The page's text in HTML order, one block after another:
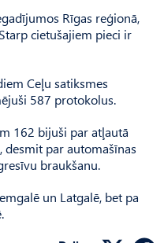
Rīgas reģionā,
cietušajiem pieci ir
Ceļu satiksmes
587 protokolus.
162 bijuši par atļautā
desmit par automašīnas
braukšanu.
un Latgalē, bet pa